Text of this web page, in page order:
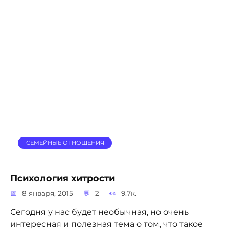
СЕМЕЙНЫЕ ОТНОШЕНИЯ
Психология хитрости
8 января, 2015 2 9.7к.
Сегодня у нас будет необычная, но очень
интересная и полезная тема о том, что такое